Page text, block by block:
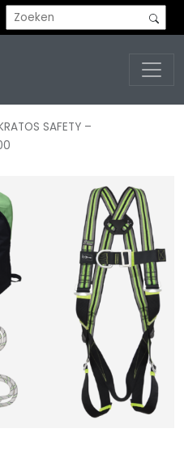
SAFETY –